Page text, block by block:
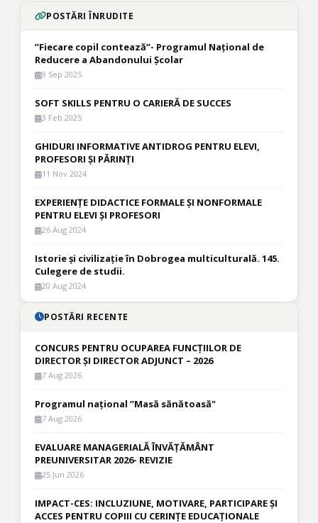
POSTĂRI ÎNRUDITE
”Fiecare copil contează”- Programul Național de
Reducere a Abandonului Școlar
9 Sep 2025
SOFT SKILLS PENTRU O CARIERĂ DE SUCCES
3 Feb 2025
GHIDURI INFORMATIVE ANTIDROG PENTRU ELEVI,
PROFESORI ȘI PĂRINȚI
11 Nov 2024
EXPERIENȚE DIDACTICE FORMALE ȘI NONFORMALE
PENTRU ELEVI ȘI PROFESORI
26 Aug 2024
Istorie și civilizație în Dobrogea multiculturală. 145.
Culegere de studii.
20 Aug 2024
POSTĂRI RECENTE
CONCURS PENTRU OCUPAREA FUNCȚIILOR DE
DIRECTOR ȘI DIRECTOR ADJUNCT – 2026
7 Aug 2026
Programul național ”Masă sănătoasă"
7 Aug 2026
EVALUARE MANAGERIALĂ ÎNVĂȚĂMÂNT
PREUNIVERSITAR 2026- REVIZIE
25 Jun 2026
IMPACT-CES: INCLUZIUNE, MOTIVARE, PARTICIPARE ȘI
ACCES PENTRU COPIII CU CERINȚE EDUCAȚIONALE